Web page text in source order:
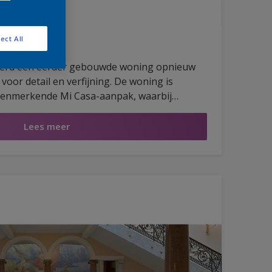
Latem
een eerder gebouwde woning opnieuw
detail en verfijning. De woning is
Mi Casa-aanpak, waarbij
technieken centraal staan, en
uitstraling.
Lees meer
All